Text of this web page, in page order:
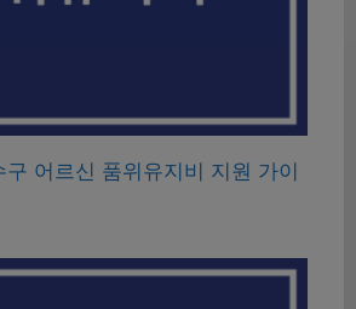
어르신 품위유지비 지원 가이